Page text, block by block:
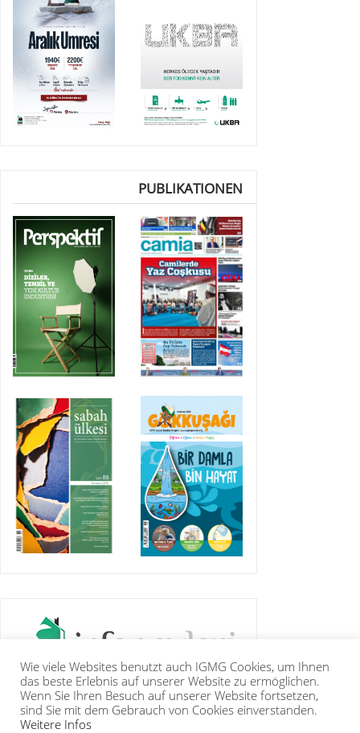
PUBLIKATIONEN
IGMG PRESSE
Wie viele Websites benutzt auch IGMG Cookies, um Ihnen
das beste Erlebnis auf unserer Website zu ermöglichen.
Wenn Sie Ihren Besuch auf unserer Website fortsetzen,
sind Sie mit dem Gebrauch von Cookies einverstanden.
Weitere Infos